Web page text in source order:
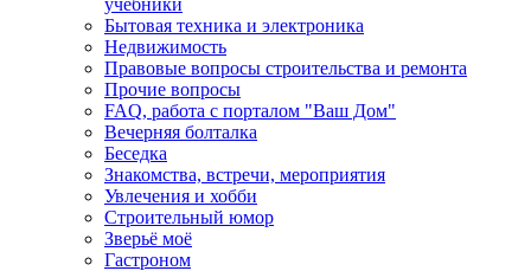
Бытовая техника и электроника
Недвижимость
Правовые вопросы строительства и ремонта
Прочие вопросы
FAQ, работа с порталом "Ваш Дом"
Вечерняя болталка
Беседка
Знакомства, встречи, мероприятия
Увлечения и хобби
Строительный юмор
Зверьё моё
Гастроном